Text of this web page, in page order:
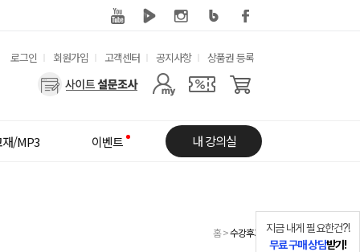
유
뉴
로그인 회원가입 고객센터 공지사항 상품권 등록
사
메
/MP3 이벤트 내 강의실
홈>수강후기
지금 내게 필요한건?!
무료 구매 상담받기!